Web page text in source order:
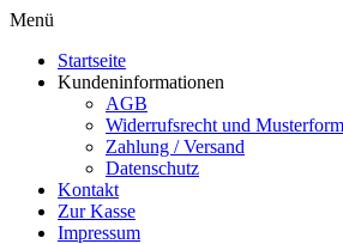
Menü
Startseite
Kundeninformationen
AGB
Widerrufsrecht und
Zahlung / Versand
Datenschutz
Kontakt
Zur Kasse
Impressum